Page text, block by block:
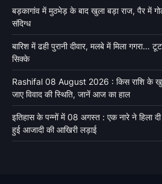
बड़कागांव में मुठभेड़ के बाद खुला बड़ा राज, पैर में
संदिग्ध
बारिश में ढही पुरानी दीवार, मलबे में मिला गगरा…
सिक्के
Rashifal 08 August 2026 : किस राशि के
जाए विवाद की स्थिति, जानें आज का हाल
इतिहास के पन्नों में 08 अगस्त : एक नारे ने हिला
हुई आजादी की आखिरी लड़ाई